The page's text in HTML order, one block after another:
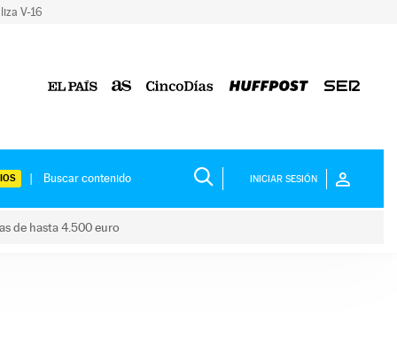
V-16
INICIAR SESIÓN
de hasta 4.500 euro